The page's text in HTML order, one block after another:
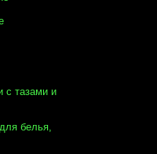
с тазами и
белья,